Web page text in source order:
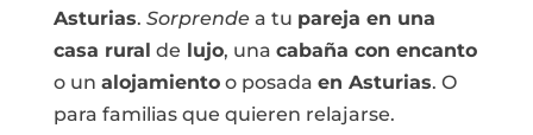
Asturias. Sorprendea tu pareja en una
casa rural de lujo, una cabaña con encanto
o un alojamientoo posada en Asturias. O
para familias que quieren relajarse.